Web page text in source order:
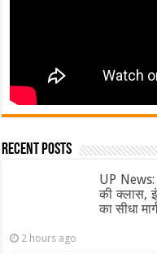
Recent Posts
UP
की क्लास,
का सीधा
2 hours ago